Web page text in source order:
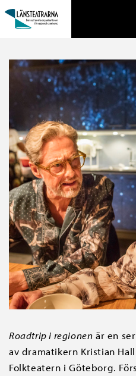
Roadtrip i regionen är en
av dramatikern Kristian
Folkteatern i Göteborg.